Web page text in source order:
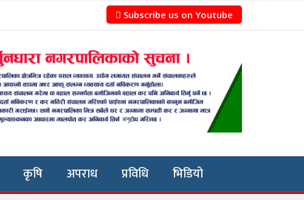
Subscribe us on Youtube
कृषि अपराध प्रविधि भिडियो